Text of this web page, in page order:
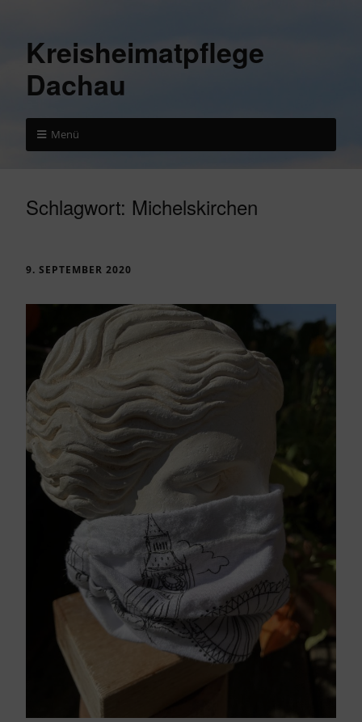
Kreisheimatpflege
Dachau
Menü
Schlagwort: Michelskirchen
9. SEPTEMBER 2020